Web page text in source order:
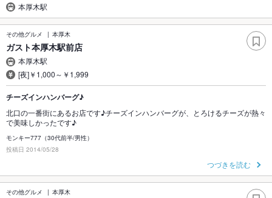
本厚木駅
その他グルメ 本厚木
ガスト本厚木駅前店
本厚木駅
[夜]￥1,000～￥1,999
チーズインハンバーグ♪
北口の一番街にあるお店です♪チーズインハンバーグが、とろけるチーズが熱々
で美味しかったです♪
モンキー777（30代前半/男性）
投稿日 2014/05/28
つづきを読む
その他グルメ 本厚木